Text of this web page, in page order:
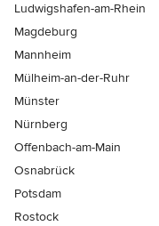
Ludwigshafen-am-Rhein
Magdeburg
Mannheim
Mülheim-an-der-Ruhr
Münster
Nürnberg
Offenbach-am-Main
Osnabrück
Potsdam
Rostock